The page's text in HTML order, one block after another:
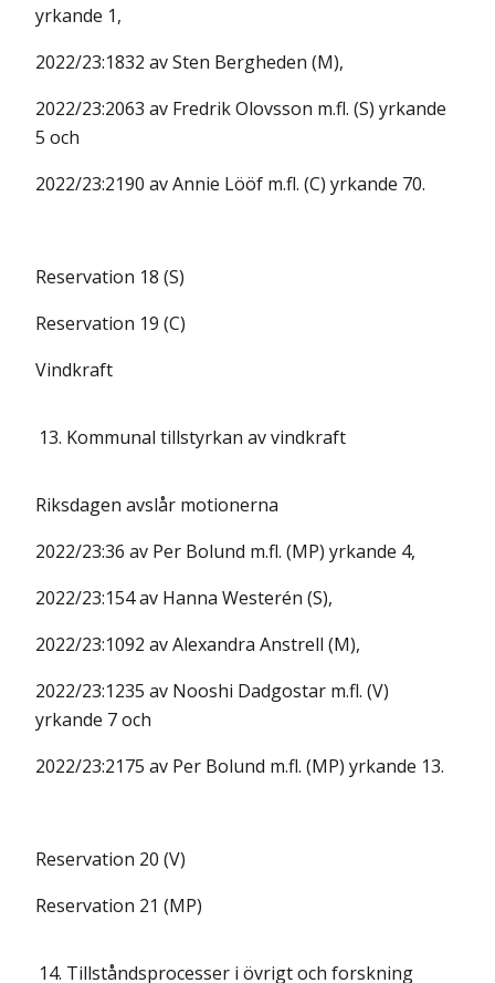
yrkande 1,
2022/23:1832 av Sten Bergheden (M),
2022/23:2063 av Fredrik Olovsson m.fl. (S) yrkande
5 och
2022/23:2190 av Annie Lööf m.fl. (C) yrkande 70.
Reservation 18 (S)
Reservation 19 (C)
Vindkraft
13. Kommunal tillstyrkan av vindkraft
Riksdagen avslår motionerna
2022/23:36 av Per Bolund m.fl. (MP) yrkande 4,
2022/23:154 av Hanna Westerén (S),
2022/23:1092 av Alexandra Anstrell (M),
2022/23:1235 av Nooshi Dadgostar m.fl. (V)
yrkande 7 och
2022/23:2175 av Per Bolund m.fl. (MP) yrkande 13.
Reservation 20 (V)
Reservation 21 (MP)
14. Tillståndsprocesser i övrigt och forskning